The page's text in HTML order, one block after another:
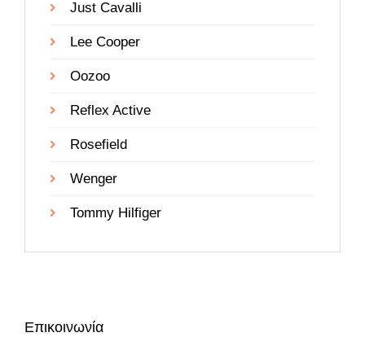
Just Cavalli
Lee Cooper
Oozoo
Reflex Active
Rosefield
Wenger
Tommy Hilfiger
Επικοινωνία